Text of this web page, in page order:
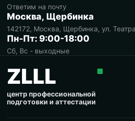
Ответим на почту
Москва, Щербинка
142172, Москва, Щербинка, ул.
Пн-Пт: 9:00-18:00
Сб, Вс - выходные
ZLLL
центр профессиональной
подготовки и аттестации